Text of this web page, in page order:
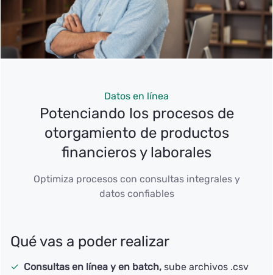
Datos en línea
Potenciando los procesos de
otorgamiento de productos
financieros y laborales
Optimiza procesos con consultas integrales y
datos confiables
Qué vas a poder realizar
Consultas en línea y en batch, sube archivos .csv